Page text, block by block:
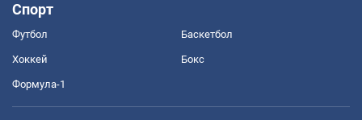
Спорт
Футбол Баскетбол
Хоккей Бокс
Формула-1